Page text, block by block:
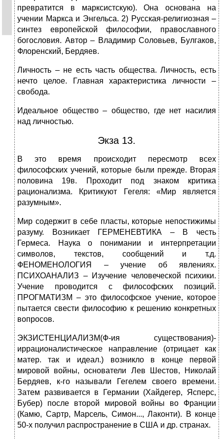
превратится в марксистскую). Она основана на
учении Маркса и Энгельса. 2) Русская-религиозная –
синтез европейской философии, православного
богословия. Автор – Владимир Соловьев, Булгаков,
Флоренский, Бердяев.
Личность – не есть часть общества. Личность, есть
нечто целое. Главная характеристика личности –
свобода.
Идеальное общество – общество, где нет насилия
над личностью.
Экза 13.
В это время происходит пересмотр всех
философских учений, которые были прежде. Вторая
половина 19в. Проходит под знаком критика
рационализма. Критикуют Гегеля: «Мир является
разумным».
Мир содержит в себе пласты, которые непостижимы
разуму. Возникает ГЕРМЕНЕВТИКА – В честь
Гермеса. Наука о понимании и интерпретации
символов, текстов, сообщений и т.д.
ФЕНОМЕНОЛОГИЯ – учение об явлениях.
ПСИХОАНАЛИЗ – Изучение человеческой психики.
Учение проводится с философских позиций.
ПРОГМАТИЗМ – это философское учение, которое
пытается свести философию к решению конкретных
вопросов.
ЭКЗИСТЕНЦИАЛИЗМ(Ф-ия существования)-
иррационалистическое направление (отрицает как
матер. так и идеал.) возникло в конце первой
мировой войны, основатели Лев Шестов, Николай
Бердяев, к-го называли Гегелем своего времени.
Затем развивается в Германии (Хайдегер, Ясперс,
Бубер) после второй мировой войны во Франции
(Камю, Сартр, Марсель, Симон..., Лаконти). В конце
50-х получил распространение в США и др. странах.